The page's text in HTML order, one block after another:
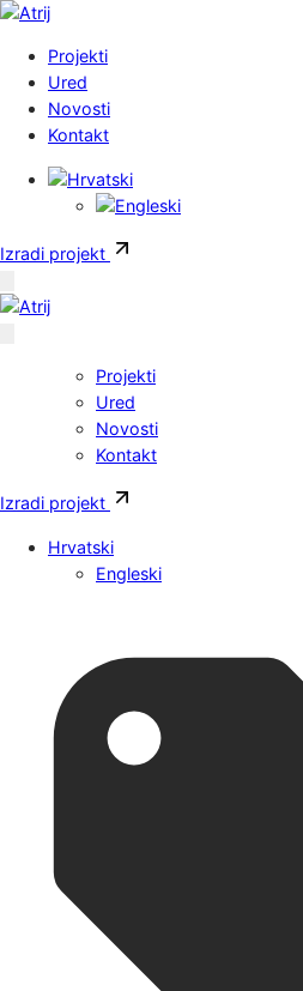
Skoči do sadržaja
Projekti
Ured
Novosti
Kontakt
Izradi projekt
Projekti
Ured
Novosti
Kontakt
Izradi projekt
Hrvatski
Engleski